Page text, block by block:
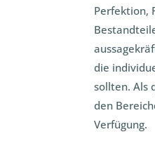
Perfektion,
die
sollten. Als
den
Verfügung.